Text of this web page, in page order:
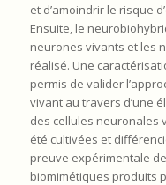
et d’amoindrir le risque
Ensuite, le
neurones vivants et les
réalisé. Une
permis de valider
vivant au travers d’une
des cellules neuronales
été cultivées et
preuve expérimentale
biomimétiques produits